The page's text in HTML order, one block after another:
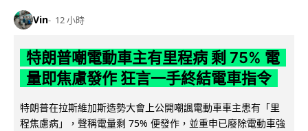
Vin 12 小時
特朗普嘲電動車主有里程病 剩 75% 電
量即焦慮發作 狂言一手終結電車指令
特朗普在拉斯維加斯造勢大會上公開嘲諷電動車車主患有「里
程焦慮病」，聲稱電量剩 75% 便發作，並重申已廢除電動車強